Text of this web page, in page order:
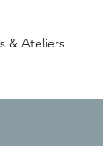
& Ateliers